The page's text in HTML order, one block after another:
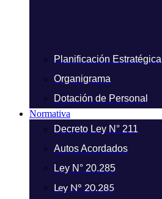
Planificación Estratégica
Organigrama
Dotación de Personal
Normativa
Decreto Ley N° 211
Autos Acordados
Ley N° 20.285
Ley N° 20.285